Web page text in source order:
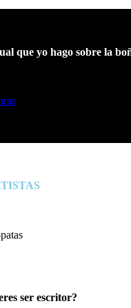
que yo hago sobre la
ser escritor?